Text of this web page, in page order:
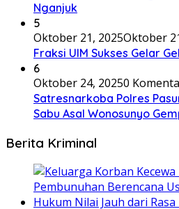
Nganjuk
5
Oktober 21, 2025Oktober
Fraksi UIM Sukses Gelar
6
Oktober 24, 20250
Satresnarkoba Polres
Sabu Asal Wonosunyo
Berita Kriminal